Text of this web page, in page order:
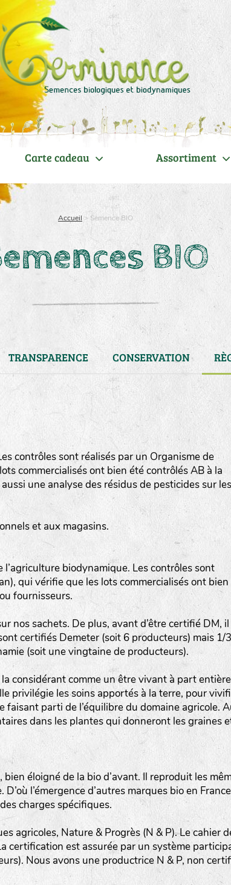
Carte cadeau Assortiment
Accueil > Semence BIO
BIO
TRANSPARENCE CONSERVATION
LA RÉFÉRENCE :
20BPA1A (en haut à gauche)
F : Fleurs.
Les autres catégories étant :
E: Engrais vert
L: Légumes
: Aromatiques
: Code de la variété(Ici Belle de nuit)
: Année de récolte(ici 2020)
: Initiales du producteur ou du fournisseur de
: Numéro d’ordre du lot
A : Sans calibre.
G: Gros
M : Moyen calibre
P: Petit calibre
contrôles sont réalisés par un Organisme de
commercialisés ont bien été contrôlés AB à la
une analyse des résidus de pesticides sur les
et aux magasins.
biodynamique. Les contrôles sont
qui vérifie que les lots commercialisés ont bien
fournisseurs.
nos sachets. De plus, avant d’être certifié DM, il
certifiés Demeter (soit 6 producteurs) mais 1/3
(soit une vingtaine de producteurs).
considérant comme un être vivant à part
privilégie les soins apportés à la terre, pour
faisant parti de l’équilibre du domaine agricole.
dans les plantes qui donneront les graines
éloigné de la bio d’avant. Il reproduit les
l’émergence d’autres marques bio en France
charges spécifiques.
agricoles, Nature & Progrès (N & P). Le cahier
certification est assurée par un système
Nous avons une productrice N & P, non